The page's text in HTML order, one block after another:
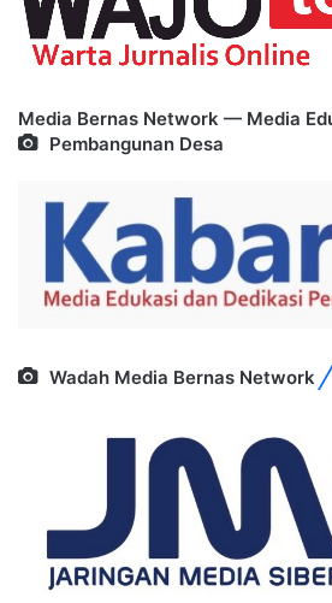
Media Bernas Network — Media
Pembangunan Desa
Wadah Media Bernas Network